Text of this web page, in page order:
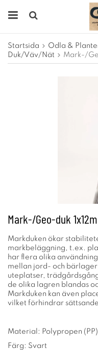
Startsida Odla &
Duk/Väv/Nät
Mark-/
Mark-/Geo-duk 1x12m
Markduken ökar
markbeläggning, t.ex.
har flera olika
mellan jord- och
uteplatser,
de olika lagren blandas
Markduken kan även
vilket förhindrar
Material: Polypropen
Färg: Svart